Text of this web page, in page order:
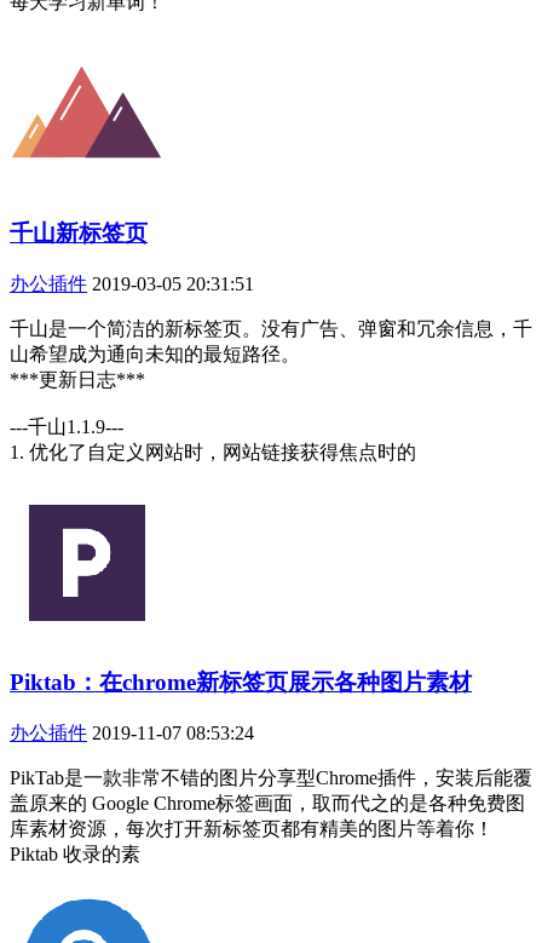
千山新标签页
办公插件 2019-03-05 20:31:51
千山是一个简洁的新标签页。没有广告、弹窗和冗余信息，千
山希望成为通向未知的最短路径。
***更新日志***
---千山1.1.9---
1. 优化了自定义网站时，网站链接获得焦点时的
Piktab：在chrome新标签页展示各种图片素材
办公插件 2019-11-07 08:53:24
PikTab是一款非常不错的图片分享型Chrome插件，安装后能覆
盖原来的 Google Chrome标签画面，取而代之的是各种免费图
库素材资源，每次打开新标签页都有精美的图片等着你！
Piktab 收录的素